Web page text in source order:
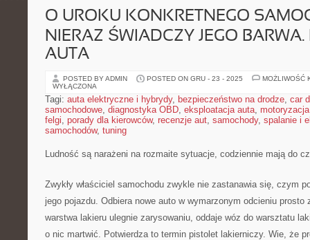
O UROKU KONKRETNEGO
NIERAZ ŚWIADCZY JEGO
AUTA
POSTED BY ADMIN POSTED ON GRU - 23 - 2025
MOŻLIWOŚĆ
WYŁĄCZONA
Tagi: auta elektryczne i hybrydy, bezpieczeństwo na drodze, car
samochodowe, diagnostyka OBD, eksploatacja auta, motoryzacja
felgi, porady dla kierowców, recenzje aut, samochody, spalanie i
samochodów, tuning
Ludność są narażeni na rozmaite sytuacje, codziennie mają do
Zwykły właściciel samochodu zwykle nie zastanawia się, czym
jego pojazdu. Odbiera nowe auto w wymarzonym odcieniu prosto
warstwa lakieru ulegnie zarysowaniu, oddaje wóz do warsztatu
o nic martwić. Potwierdza to termin pistolet lakierniczy. Wie, że